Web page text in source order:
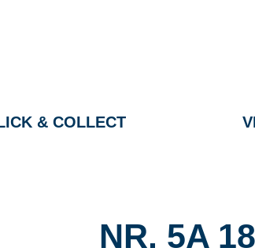
& COLLECT
NR. 5A